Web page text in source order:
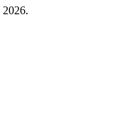
2026.